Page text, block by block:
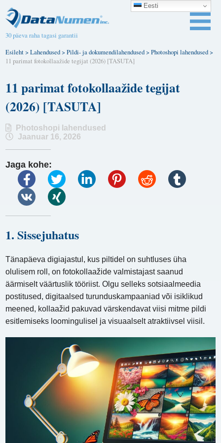
30 päeva raha tagasi garantii
Esileht>Lahendused>Pildi- ja dokumendilahendused>Photoshopi lahendused>
11 parimat fotokollaažide tegijat (2026) [TASUTA]
11 parimat fotokollaažide tegijat
(2026) [TASUTA]
Photoshopi lahendused
Jaanuar 16, 2026
Jaga kohe:
1. Sissejuhatus
Tänapäeva digiajastul, kus piltidel on suhtluses üha
olulisem roll, on fotokollaažide valmistajast saanud
äärmiselt väärtuslik tööriist. Olgu selleks sotsiaalmeedia
postitused, digitaalsed turunduskampaaniad või isiklikud
meened, kollaažid pakuvad värskendavat viisi mitme pildi
esitlemiseks loomingulisel ja visuaalselt atraktiivsel viisil.
Eesti